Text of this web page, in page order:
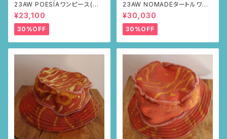
23AW POESÍAワンピース(ブラ
ウン・サボテンの山道柄)
¥23,100
30%OFF
23AW NOMADEタートルワン
ピース(メランジグレー・サボテ
ンの山道柄)
¥30,030
30%OFF